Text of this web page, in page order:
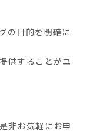
の目的を明確に
供することがユ
非お気軽にお申